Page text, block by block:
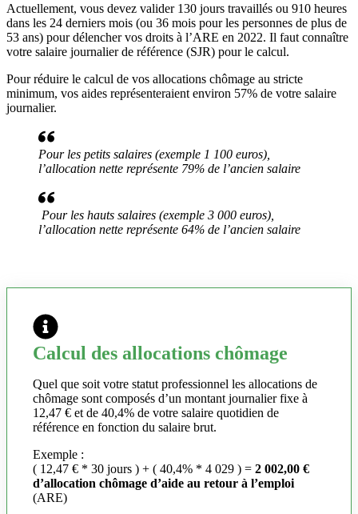
Actuellement, vous devez valider 130 jours travaillés ou 910 heures
dans les 24 derniers mois (ou 36 mois pour les personnes de plus de
53 ans) pour délencher vos droits à l’ARE en 2022. Il faut connaître
votre salaire journalier de référence (SJR) pour le calcul.
Pour réduire le calcul de vos allocations chômage au stricte
minimum, vos aides représenteraient environ 57% de votre salaire
journalier.
Pour les petits salaires (exemple 1 100 euros),
l’allocation nette représente 79% de l’ancien salaire
Pour les hauts salaires (exemple 3 000 euros),
l’allocation nette représente 64% de l’ancien salaire
Calcul des allocations chômage
Quel que soit votre statut professionnel les allocations de
chômage sont composés d’un montant journalier fixe à
12,47 € et de 40,4% de votre salaire quotidien de
référence en fonction du salaire brut.
Exemple :
( 12,47 € * 30 jours ) + ( 40,4% * 4 029 ) = 2 002,00 €
d’allocation chômage d’aide au retour à l’emploi
(ARE)